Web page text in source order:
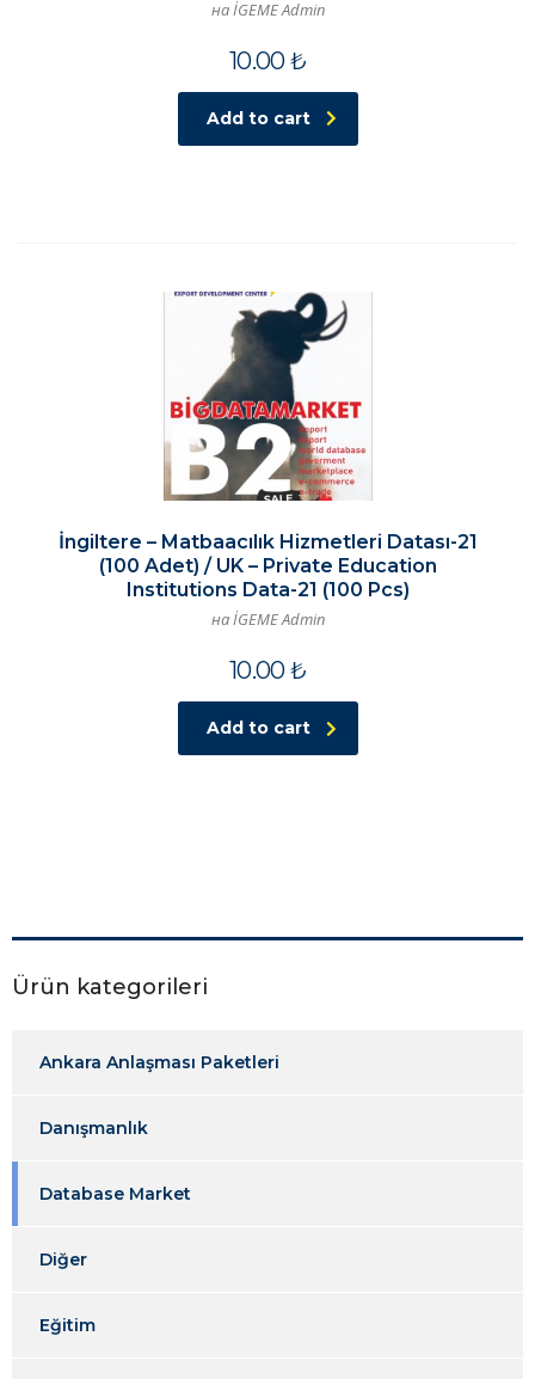
на İGEME Admin
10.00₺
Add to cart
İngiltere – Matbaacılık Hizmetleri Datası-21
(100 Adet) / UK – Private Education
Institutions Data-21 (100 Pcs)
на İGEME Admin
10.00₺
Add to cart
Ürün kategorileri
Ankara Anlaşması Paketleri
Danışmanlık
Database Market
Diğer
Eğitim